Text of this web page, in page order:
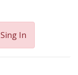
Sing In